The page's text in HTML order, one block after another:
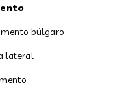
búlgaro
lateral